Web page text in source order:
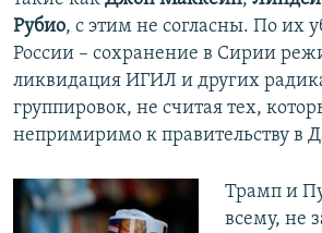
Рубио, с этим не согласны. По их
России – сохранение в Сирии
ликвидация ИГИЛ и других
группировок, не считая тех,
непримиримо к правительству в
Трамп и
всему, не